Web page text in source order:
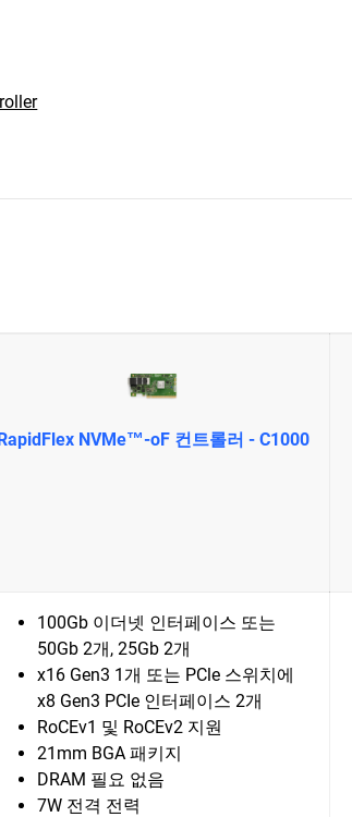
NVMe™-oF 컨트롤러 - C1000
100Gb 이더넷 인터페이스 또는
50Gb 2개, 25Gb 2개
x16 Gen3 1개 또는 PCle 스위치에
x8 Gen3 PCIe 인터페이스 2개
RoCEv1 및 RoCEv2 지원
21mm BGA 패키지
DRAM 필요 없음
7W 전격 전력